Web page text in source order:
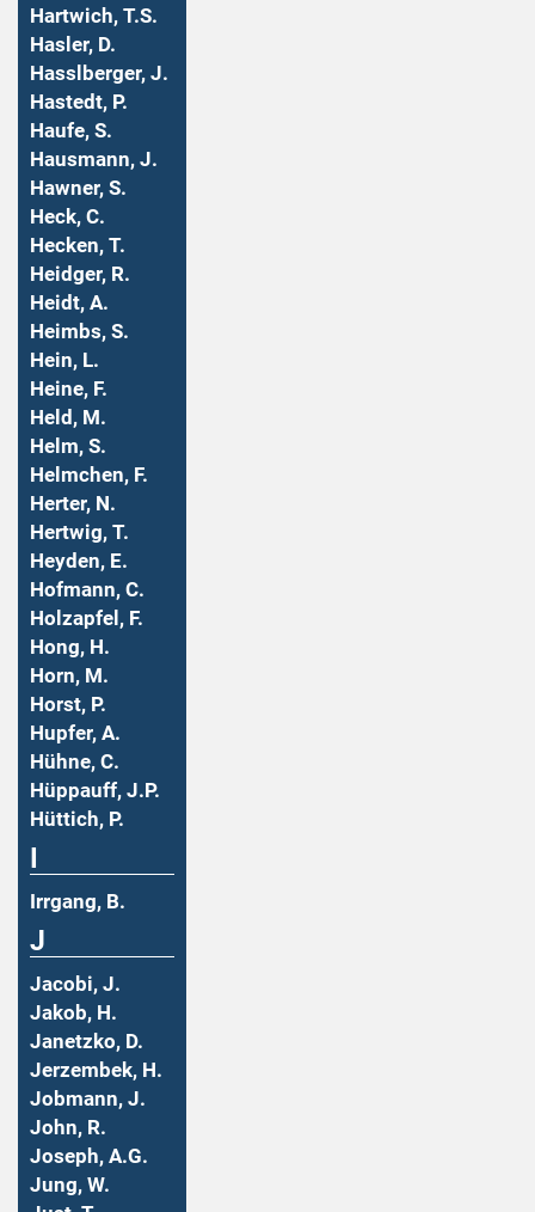
Hartwich, T.S.
Hasler, D.
Hasslberger, J.
Hastedt, P.
Haufe, S.
Hausmann, J.
Hawner, S.
Heck, C.
Hecken, T.
Heidger, R.
Heidt, A.
Heimbs, S.
Hein, L.
Heine, F.
Held, M.
Helm, S.
Helmchen, F.
Herter, N.
Hertwig, T.
Heyden, E.
Hofmann, C.
Holzapfel, F.
Hong, H.
Horn, M.
Horst, P.
Hupfer, A.
Hühne, C.
Hüppauff, J.P.
Hüttich, P.
Irrgang, B.
J
Jacobi, J.
Jakob, H.
Janetzko, D.
Jerzembek, H.
Jobmann, J.
John, R.
Joseph, A.G.
Jung, W.